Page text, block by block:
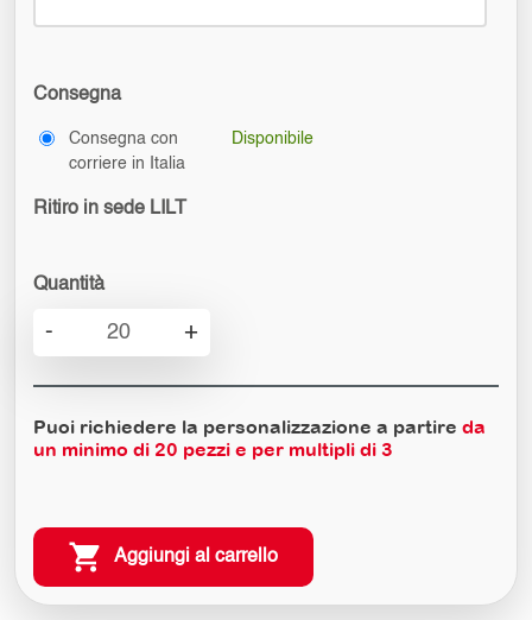
Consegna
Consegna con
corriere in Italia
Disponibile
Ritiro in sede LILT
Quantità
Ventaglio
- +
Puoi richiedere la personalizzazione a partire da
un minimo di 20 pezzi e per multipli di 3
Aggiungi al carrello